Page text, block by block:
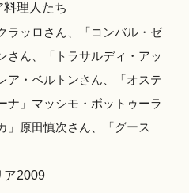
理人たち
ラッロさん、「コンバル・ゼ
さん、「トラサルディ・アッ
ア・ベルトンさん、「オステ
ナ」マッシモ・ボットゥーラ
」原田慎次さん、「グース
ア2009